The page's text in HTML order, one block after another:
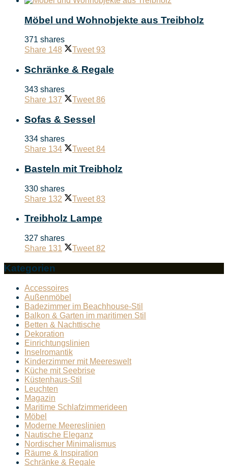
Möbel und Wohnobjekte aus Treibholz
371 shares
Share 148 Tweet 93
Schränke & Regale
343 shares
Share 137 Tweet 86
Sofas & Sessel
334 shares
Share 134 Tweet 84
Basteln mit Treibholz
330 shares
Share 132 Tweet 83
Treibholz Lampe
327 shares
Share 131 Tweet 82
Kategorien
Accessoires
Außenmöbel
Badezimmer im Beachhouse-Stil
Balkon & Garten im maritimen Stil
Betten & Nachttische
Dekoration
Einrichtungslinien
Inselromantik
Kinderzimmer mit Meereswelt
Küche mit Seebrise
Küstenhaus-Stil
Leuchten
Magazin
Maritime Schlafzimmerideen
Möbel
Moderne Meereslinien
Nautische Eleganz
Nordischer Minimalismus
Räume & Inspiration
Schränke & Regale